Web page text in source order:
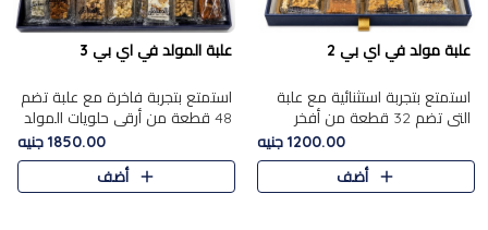
علبة مولد في اي بي 2
استمتع بتجربة استثنائية مع علبة
التي تضم 32 قطعة من أفخر
حلويات المولد الشرقية، في تشكيلة
تجمع بين الأصالة والاختيارات
الفاخرة. تحتوي العلبة..
1200.00 جنيه
أضف
علبة المولد في اي بي 3
استمتع بتجربة فاخرة مع علبة تضم
48 قطعة من أرقى حلويات المولد
الشرقية، في تشكيلة تجمع بين
الأصناف التقليدية الفاخرة والاختيارات
1850.00 جنيه
أضف